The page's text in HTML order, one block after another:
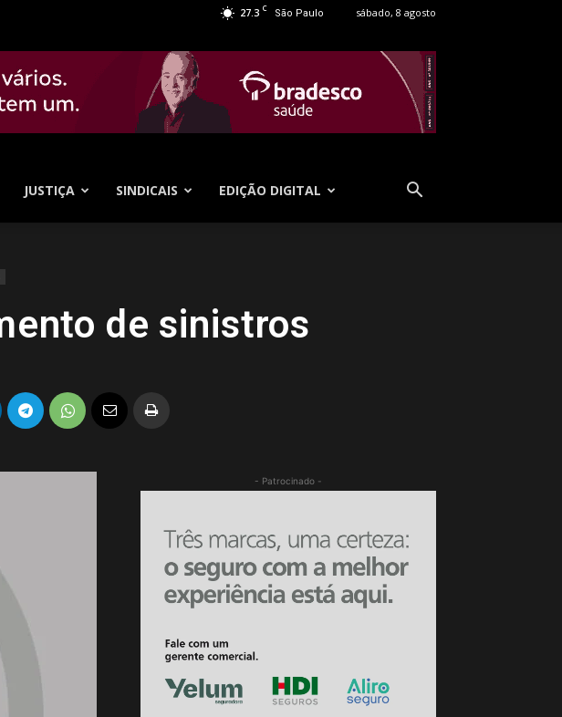
27.3 C São Paulo sábado, 8 agosto
JUSTIÇA SINDICAIS EDIÇÃO DIGITAL
de sinistros
- Patrocinado -